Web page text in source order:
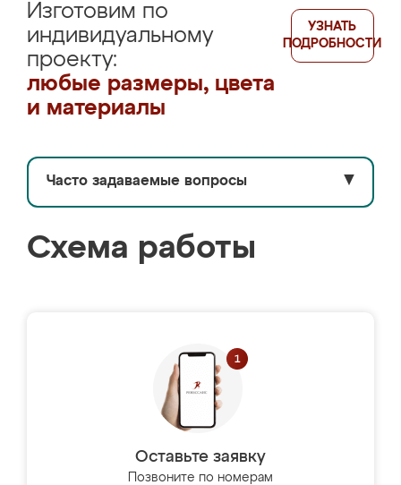
Изготовим по
индивидуальному
проекту:
любые размеры, цвета
и материалы
УЗНАТЬ
ПОДРОБНОСТИ
Часто задаваемые вопросы ▼
Схема работы
Оставьте заявку
Позвоните по номерам